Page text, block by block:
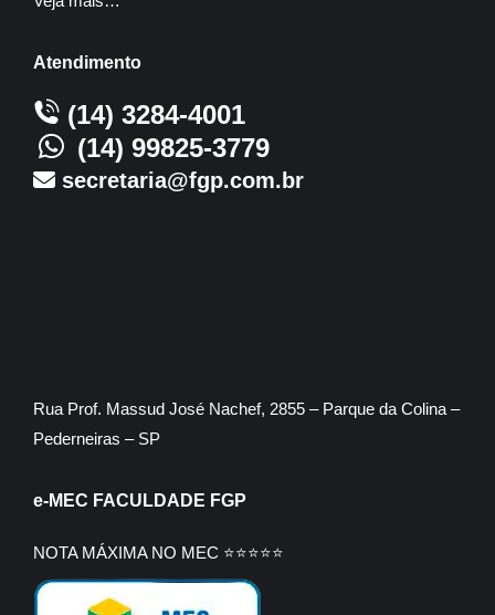
Atendimento
(14) 3284-4001
(14) 99825-3779
secretaria@fgp.com.br
Rua Prof. Massud José Nachef, 2855 – Parque da Colina –
Pederneiras – SP
e-MEC FACULDADE FGP
NOTA MÁXIMA NO MEC ⭐⭐⭐⭐⭐